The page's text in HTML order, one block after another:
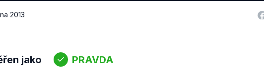
2013
jako PRAVDA